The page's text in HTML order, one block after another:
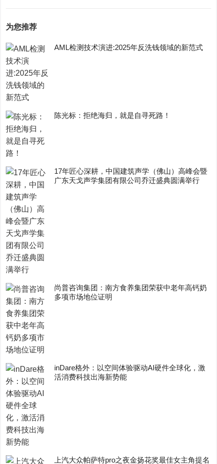
为您推荐
AML检测技术演进:2025年反洗钱领域的新范式
陈光标：拒绝海归，就是自寻死路！
17年匠心深耕，中国建筑声学（佛山）高峰会暨
广东天戈声学集团有限公司乔迁盛典圆满举行
尚普咨询集团：南方食养集团荣获中老年高钙奶
多项市场地位证明
inDare格外：以空间体验驱动AI硬件全球化，激
活消费科技出海新势能
上汽大众帕萨特pro之夜金扬花奖最佳女主角提名